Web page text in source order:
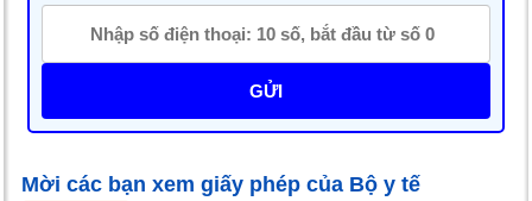
GỬI
Mời các bạn xem giấy phép của Bộ y tế